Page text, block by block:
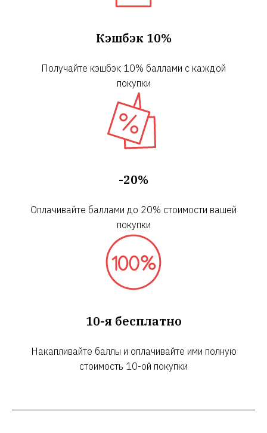
Кэшбэк 10%
Получайте кэшбэк 10% баллами с каждой
покупки
-20%
Оплачивайте баллами до 20% стоимости вашей
покупки
10-я бесплатно
Накапливайте баллы и оплачивайте ими полную
стоимость 10-ой покупки